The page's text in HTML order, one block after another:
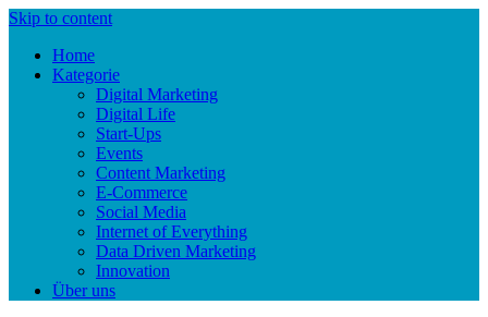
Skip to content
Home
Kategorie
Digital Marketing
Digital Life
Start-Ups
Events
Content Marketing
E-Commerce
Social Media
Internet of Everything
Data Driven Marketing
Innovation
Über uns